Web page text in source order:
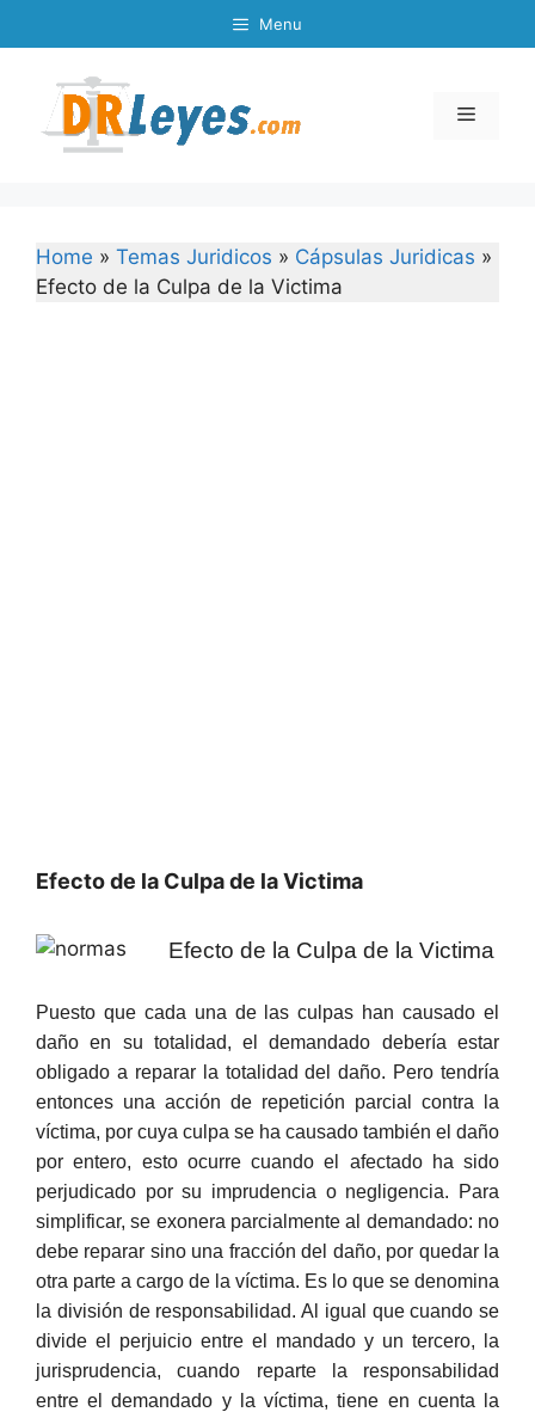
to
Menu
Menu
Home » Temas Juridicos » Cápsulas Juridicas »
Efecto de la Culpa de la Victima
Efecto de la Culpa de la Victima
Efecto de la Culpa de la Victima
Puesto que cada una de las culpas han causado el
daño en su totalidad, el demandado debería estar
obligado a reparar la totalidad del daño. Pero tendría
entonces una acción de repetición parcial contra la
víctima, por cuya culpa se ha causado también el daño
por entero, esto ocurre cuando el afectado ha sido
perjudicado por su imprudencia o negligencia. Para
simplificar, se exonera parcialmente al demandado: no
debe reparar sino una fracción del daño, por quedar la
otra parte a cargo de la víctima. Es lo que se denomina
la división de responsabilidad. Al igual que cuando se
divide el perjuicio entre el mandado y un tercero, la
jurisprudencia, cuando reparte la responsabilidad
entre el demandado y la víctima, tiene en cuenta la